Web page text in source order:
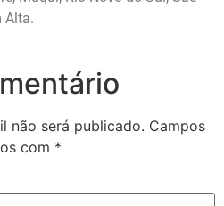
Alta.
não será publicado. Campos
com *